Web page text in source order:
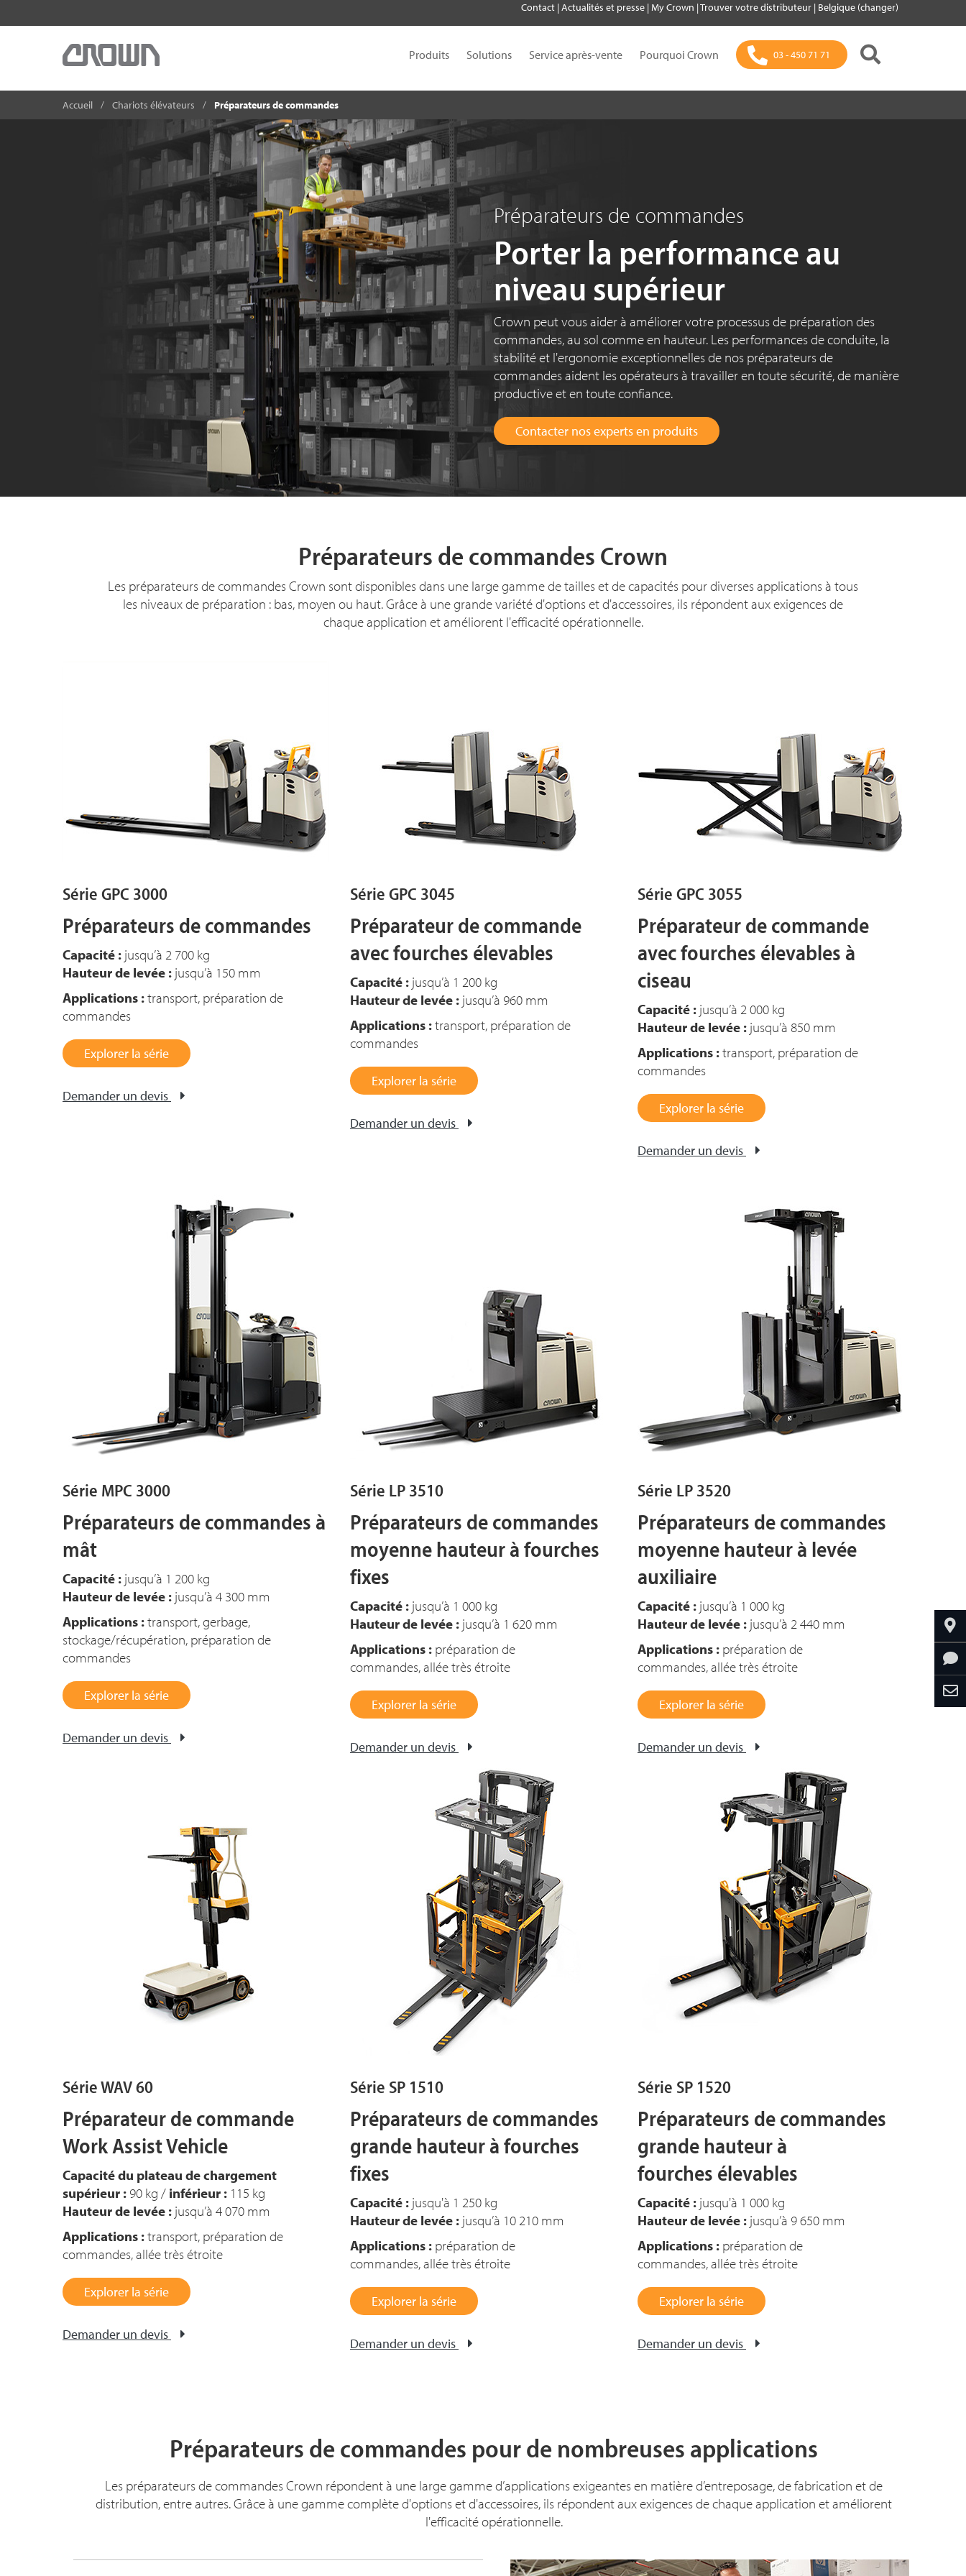
Contact |Actualités et presse |My Crown |Trouver votre distributeur | Belgique (changer)
Produits Solutions Service après-vente Pourquoi Crown 03 - 450 71 71
Accueil Chariots élévateurs Préparateurs de commandes
Préparateurs de commandes
Porter la performance au
niveau supérieur
Crown peut vous aider à améliorer votre processus de préparation des
commandes, au sol comme en hauteur. Les performances de conduite, la
stabilité et l'ergonomie exceptionnelles de nos préparateurs de
commandes aident les opérateurs à travailler en toute sécurité, de manière
productive et en toute confiance.
Contacter nos experts en produits
Préparateurs de commandes Crown
Les préparateurs de commandes Crown sont disponibles dans une large gamme de tailles et de capacités pour diverses applications à tous
les niveaux de préparation : bas, moyen ou haut. Grâce à une grande variété d'options et d'accessoires, ils répondent aux exigences de
chaque application et améliorent l'efficacité opérationnelle.
Série GPC 3000
Préparateurs de commandes
Capacité : jusqu’à 2 700 kg
Hauteur de levée : jusqu’à 150 mm
Applications :transport, préparation de
commandes
Explorer la série
Demander un devis
Série GPC 3045
Préparateur de commande
avec fourches élevables
Capacité : jusqu’à 1 200 kg
Hauteur de levée : jusqu’à 960 mm
Applications :transport, préparation de
commandes
Explorer la série
Demander un devis
Série GPC 3055
Préparateur de commande
avec fourches élevables à
ciseau
Capacité : jusqu’à 2 000 kg
Hauteur de levée : jusqu’à 850 mm
Applications :transport, préparation de
commandes
Explorer la série
Demander un devis
Série MPC 3000
Préparateurs de commandes à
mât
Capacité : jusqu’à 1 200 kg
Hauteur de levée : jusqu’à 4 300 mm
Applications :transport, gerbage,
stockage/récupération, préparation de
commandes
Explorer la série
Demander un devis
Série LP 3510
Préparateurs de commandes
moyenne hauteur à fourches
fixes
Capacité : jusqu’à 1 000 kg
Hauteur de levée : jusqu’à 1 620 mm
Applications : préparation de
commandes, allée très étroite
Explorer la série
Demander un devis
Série LP 3520
Préparateurs de commandes
moyenne hauteur à levée
auxiliaire
Capacité : jusqu’à 1 000 kg
Hauteur de levée : jusqu’à 2 440 mm
Applications : préparation de
commandes, allée très étroite
Explorer la série
Demander un devis
Série WAV 60
Préparateur de commande
Work Assist Vehicle
Capacité du plateau de chargement
supérieur : 90 kg / inférieur : 115 kg
Hauteur de levée : jusqu’à 4 070 mm
Applications :transport, préparation de
commandes, allée très étroite
Explorer la série
Demander un devis
Série SP 1510
Préparateurs de commandes
grande hauteur à fourches
fixes
Capacité : jusqu'à 1 250 kg
Hauteur de levée : jusqu’à 10 210 mm
Applications : préparation de
commandes, allée très étroite
Explorer la série
Demander un devis
Série SP 1520
Préparateurs de commandes
grande hauteur à
fourches élevables
Capacité : jusqu'à 1 000 kg
Hauteur de levée : jusqu’à 9 650 mm
Applications : préparation de
commandes, allée très étroite
Explorer la série
Demander un devis
Préparateurs de commandes pour de nombreuses applications
Les préparateurs de commandes Crown répondent à une large gamme d’applications exigeantes en matière d’entreposage, de fabrication et de
distribution, entre autres. Grâce à une gamme complète d'options et d'accessoires, ils répondent aux exigences de chaque application et améliorent
l'efficacité opérationnelle.